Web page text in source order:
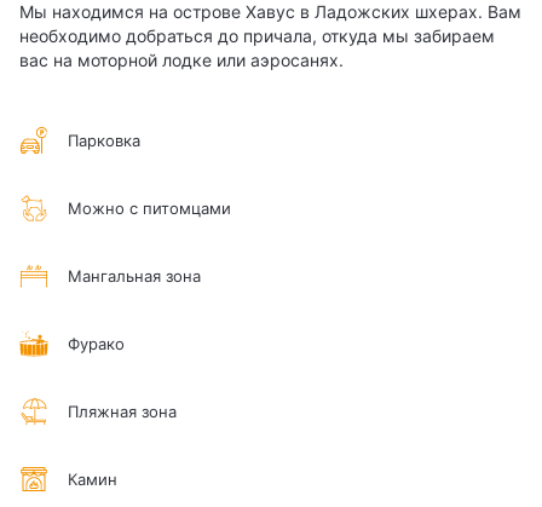
Мы находимся на острове Хавус в Ладожских шхерах. Вам
необходимо добраться до причала, откуда мы забираем
вас на моторной лодке или аэросанях.
Парковка
Можно с питомцами
Мангальная зона
Фурако
Пляжная зона
Камин